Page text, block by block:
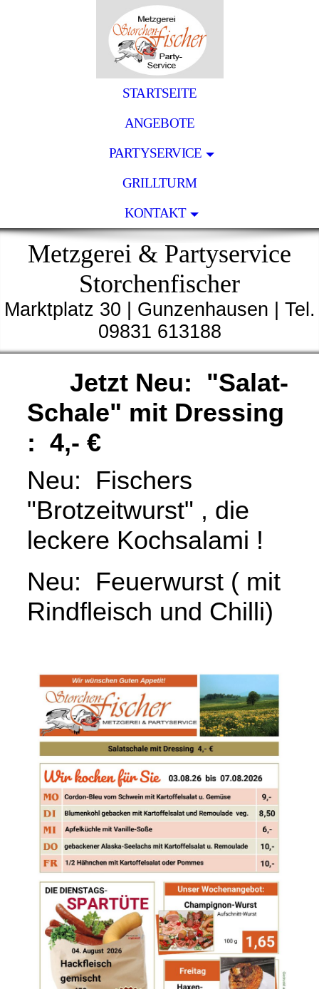
STARTSEITE
ANGEBOTE
PARTYSERVICE
GRILLTURM
KONTAKT
Metzgerei & Partyservice
Storchenfischer
Marktplatz 30 | Gunzenhausen | Tel.
09831 613188
Jetzt Neu: "Salat-
Schale" mit Dressing
: 4,- €
Neu: Fischers
"Brotzeitwurst" , die
leckere Kochsalami !
Neu: Feuerwurst ( mit
Rindfleisch und Chilli)